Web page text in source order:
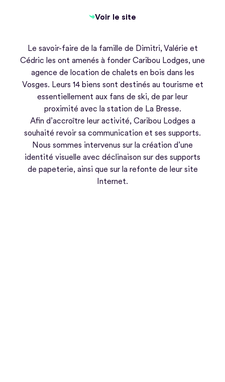
Voir le site
Le savoir-faire de la famille de Dimitri, Valérie et
Cédric les ont amenés à fonder Caribou Lodges, une
agence de location de chalets en bois dans les
Vosges. Leurs 14 biens sont destinés au tourisme et
essentiellement aux fans de ski, de par leur
proximité avec la station de La Bresse.
Afin d’accroître leur activité, Caribou Lodges a
souhaité revoir sa communication et ses supports.
Nous sommes intervenus sur la création d’une
identité visuelle avec déclinaison sur des supports
de papeterie, ainsi que sur la refonte de leur site
Internet.